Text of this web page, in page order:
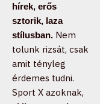
hírek, erős
sztorik, laza
stílusban. Nem
tolunk rizsát, csak
amit tényleg
érdemes tudni.
Sport X azoknak,